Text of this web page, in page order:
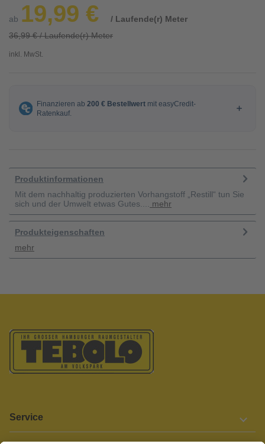
ab 19,99 €
/ Laufende(r) Meter
36,99 € / Laufende(r) Meter
inkl. MwSt.
Produktinformationen
Mit dem nachhaltig produzierten Vorhangstoff „Restill“ tun Sie
sich und der Umwelt etwas Gutes....
mehr
Produkteigenschaften
mehr
Service